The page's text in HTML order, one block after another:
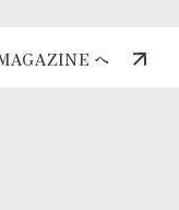
へ